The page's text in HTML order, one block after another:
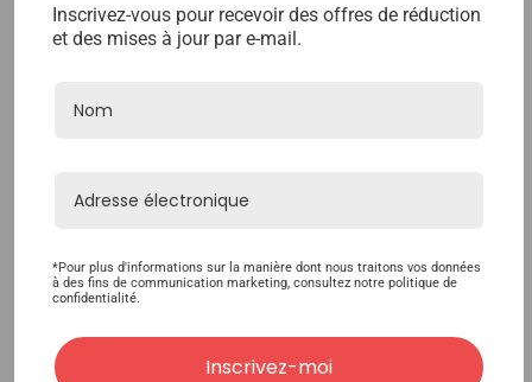
Inscrivez-vous pour recevoir des offres de réduction
et des mises à jour par e-mail.
*Pour plus d'informations sur la manière dont nous traitons vos données
à des fins de communication marketing, consultez notre politique de
confidentialité.
Inscrivez-moi